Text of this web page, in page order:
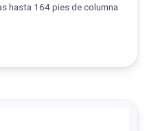
hasta 164 pies de columna